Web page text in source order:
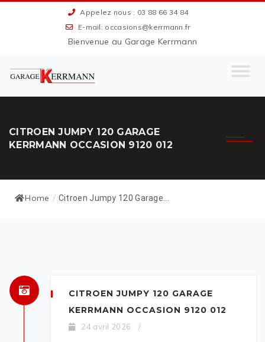
Appelez nous : 03 88 66 34 84
E-mail: occasions@kerrmann.fr
Bienvenue au Garage Kerrmann
CITROEN JUMPY 120 GARAGE
KERRMANN OCCASION 9120 012
Home / Citroen Jumpy 120 Garage...
CITROEN JUMPY 120 GARAGE
KERRMANN OCCASION 9120 012
24 avril 2026 /